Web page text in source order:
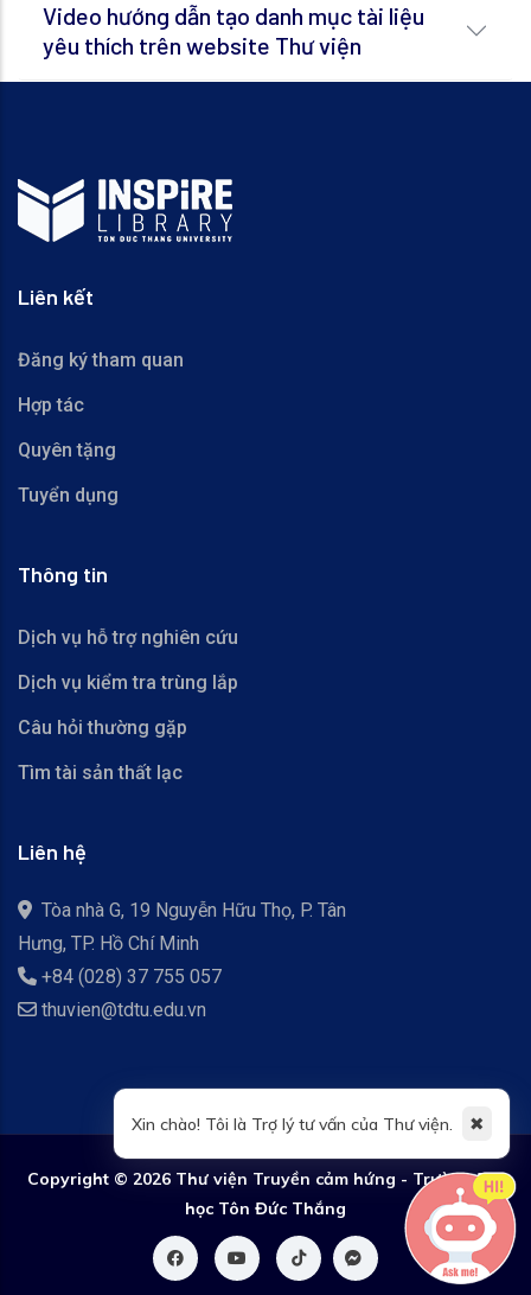
Video hướng dẫn tạo danh mục tài liệu
yêu thích trên website Thư viện
Liên kết
Đăng ký tham quan
Hợp tác
Quyên tặng
Tuyển dụng
Thông tin
Dịch vụ hỗ trợ nghiên cứu
Dịch vụ kiểm tra trùng lắp
Câu hỏi thường gặp
Tìm tài sản thất lạc
Liên hệ
Tòa nhà G, 19 Nguyễn Hữu Thọ, P. Tân
Hưng, TP. Hồ Chí Minh
+84 (028) 37 755 057
thuvien@tdtu.edu.vn
Xin chào! Tôi là Trợ lý tư vấn của Thư viện. ✖
Copyright © 2026 Thư viện Truyền cảm hứng - Trường Đại
học Tôn Đức Thắng